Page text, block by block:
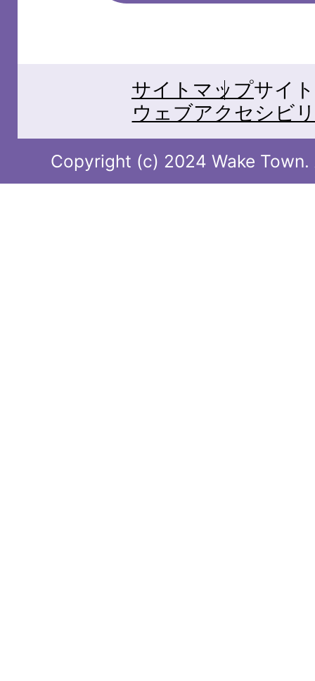
サイトマップサイ
ウェブアクセシビ
Copyright (c) 2024 Wake Town.